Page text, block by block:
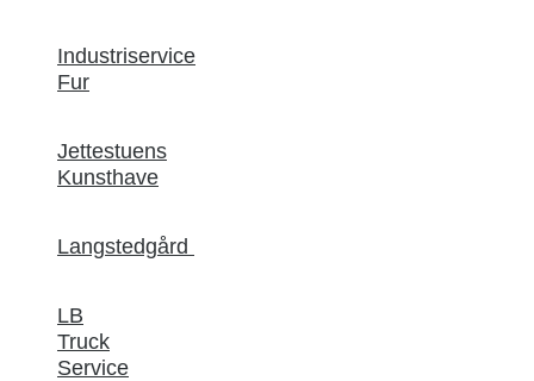
Industriservice
Fur
Jettestuens
Kunsthave
Langstedgård
LB
Truck
Service